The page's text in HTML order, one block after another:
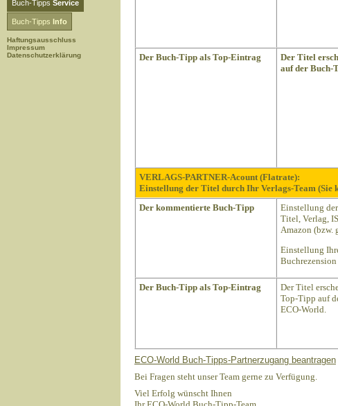
Buch-Tipps Service
Buch-Tipps Info
Haftungsausschluss
Impressum
Datenschutzerklärung
Der Buch-Tipp als Top-Eintrag
Der Titel
auf der Buch-
VERLAGS-PARTNER-Acount (Flatrate):
Einstellung der Titel durch Ihr Verlags-Team (Sie
Der kommentierte Buch-Tipp
Einstellung
Titel, Verlag,
Amazon (bzw.
Einstellung
Buchrezension
Der Buch-Tipp als Top-Eintrag
Der Titel
Top-Tipp auf
ECO-World.
ECO-World Buch-Tipps-Partnerzugang beantragen
Bei Fragen steht unser Team gerne zu Verfügung.
Viel Erfolg wünscht Ihnen